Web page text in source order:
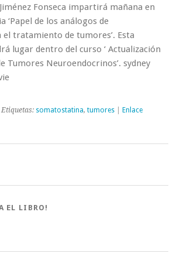
Fonseca impartirá mañana en
‘Papel de los análogos de
tratamiento de tumores’. Esta
lugar dentro del curso ‘ Actualización
Tumores Neuroendocrinos’. sydney
Etiquetas: somatostatina, tumores
Enlace
EL LIBRO!